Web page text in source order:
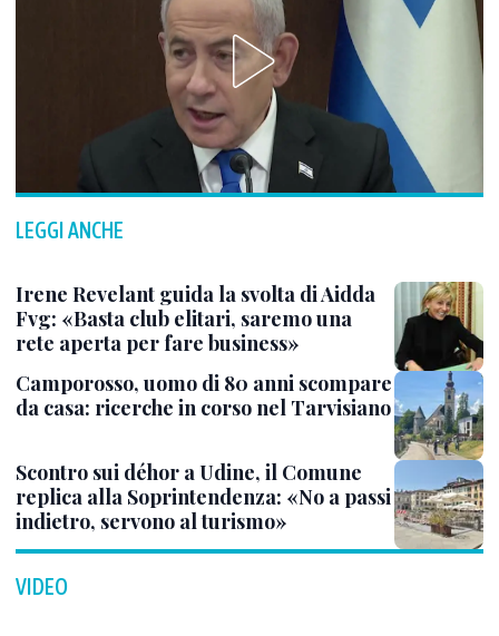
LEGGI ANCHE
Irene Revelant guida la svolta di Aidda
Fvg: «Basta club elitari, saremo una
rete aperta per fare business»
Camporosso, uomo di 80 anni scompare
da casa: ricerche in corso nel Tarvisiano
Scontro sui déhor a Udine, il Comune
replica alla Soprintendenza: «No a passi
indietro, servono al turismo»
VIDEO